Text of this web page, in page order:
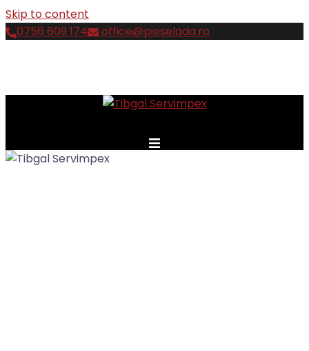
Skip to content
0756 609 174
office@pieselada.ro